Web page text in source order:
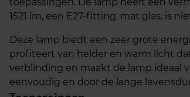
1521 lm, een E27‑fitting, mat glas, is
Deze lamp biedt een zeer grote
profiteert van helder en warm licht
verblinding en maakt de lamp ideaal
eenvoudig en door de lange